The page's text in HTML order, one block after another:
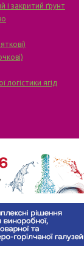
і закритий ґрунт
логістики ягід